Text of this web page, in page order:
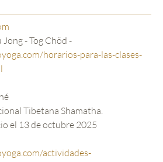
- Tog Chöd -
horarios-para-las-clases-
Tibetana Shamatha.
el 13 de octubre 2025
actividades-